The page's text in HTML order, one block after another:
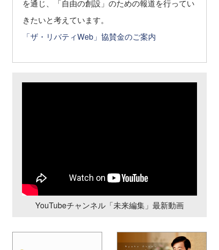
を通じ、「自由の創設」のための報道を行ってい
きたいと考えています。
「ザ・リバティWeb」協賛金のご案内
YouTubeチャンネル「未来編集」最新動画